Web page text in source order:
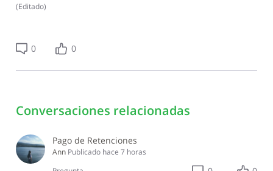
(Editado)
0 0
Conversaciones relacionadas
Pago de Retenciones
Ann Publicado hace 7 horas